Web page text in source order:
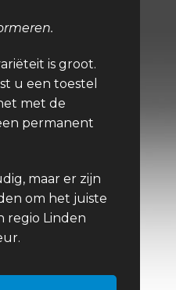
is groot.
u een toestel
met de
permanent
maar er zijn
om het juiste
regio Linden